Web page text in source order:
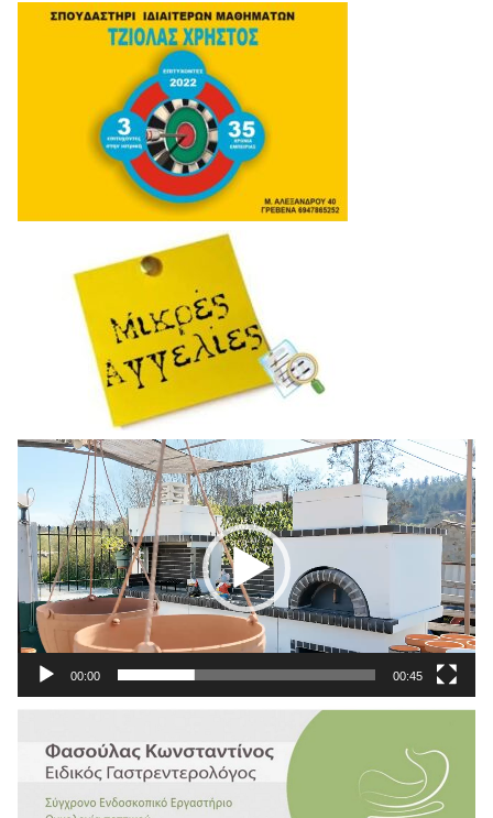
Πρόγραμμα
Αναπαραγωγής
Βίντεο
00:00 00:45